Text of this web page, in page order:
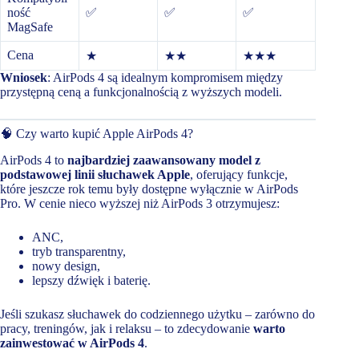
ność
MagSafe
✅ ✅ ✅
Cena ★ ★★
★★★
Wniosek: AirPods 4 są idealnym kompromisem między
przystępną ceną a funkcjonalnością z wyższych modeli.
🧠 Czy warto kupić Apple AirPods 4?
AirPods 4 to najbardziej zaawansowany model z
podstawowej linii słuchawek Apple, oferujący funkcje,
które jeszcze rok temu były dostępne wyłącznie w AirPods
Pro. W cenie nieco wyższej niż AirPods 3 otrzymujesz:
ANC,
tryb transparentny,
nowy design,
lepszy dźwięk i baterię.
Jeśli szukasz słuchawek do codziennego użytku – zarówno do
pracy, treningów, jak i relaksu – to zdecydowanie warto
zainwestować w AirPods 4.